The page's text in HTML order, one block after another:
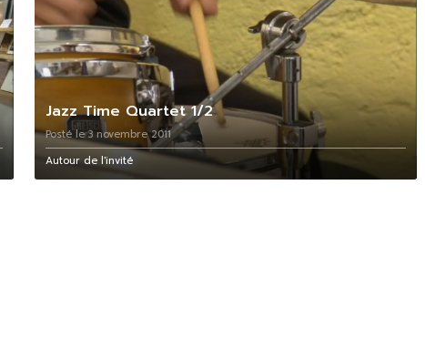
Jazz Time Quartet 1/2
Posté le 3 novembre 2011
Autour de l'invité